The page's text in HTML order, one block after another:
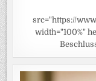
src="https://
width="100%"